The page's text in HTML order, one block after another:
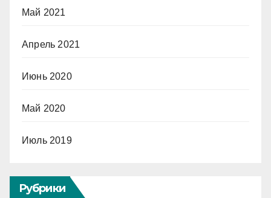
Май 2021
Апрель 2021
Июнь 2020
Май 2020
Июль 2019
Рубрики